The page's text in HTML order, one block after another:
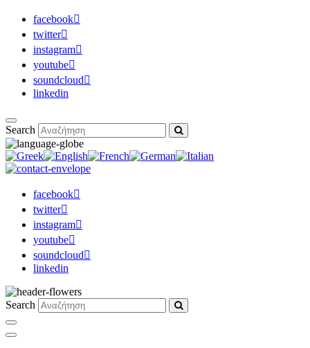
facebook
twitter
instagram
youtube
soundcloud
linkedin
Search
facebook
twitter
instagram
youtube
soundcloud
linkedin
Search